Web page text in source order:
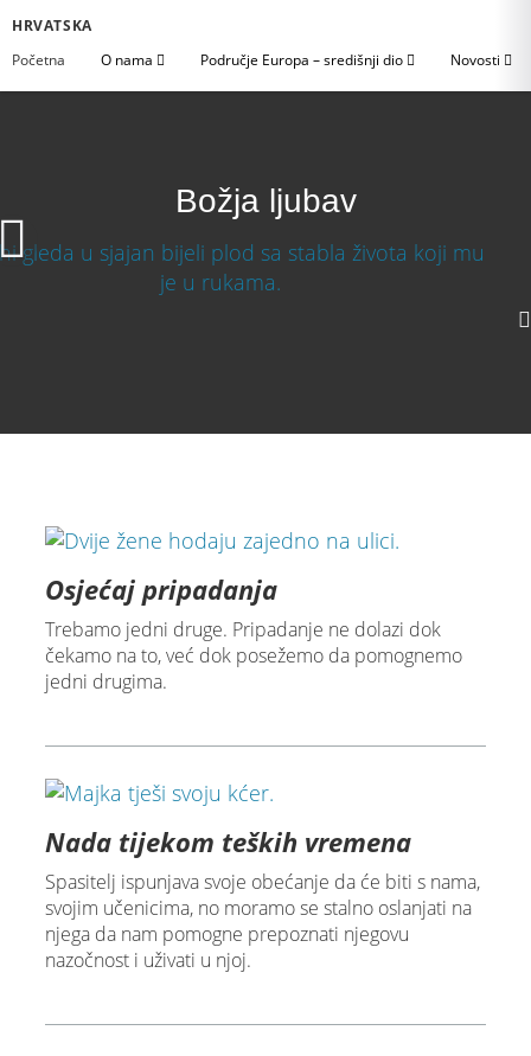
HRVATSKA
Početna
O nama Područje Europa – središnji dio Novosti
Božja ljubav
Osjećaj pripadanja
Trebamo jedni druge. Pripadanje ne dolazi dok
čekamo na to, već dok posežemo da pomognemo
jedni drugima.
Nada tijekom teških vremena
Spasitelj ispunjava svoje obećanje da će biti s nama,
svojim učenicima, no moramo se stalno oslanjati na
njega da nam pomogne prepoznati njegovu
nazočnost i uživati u njoj.